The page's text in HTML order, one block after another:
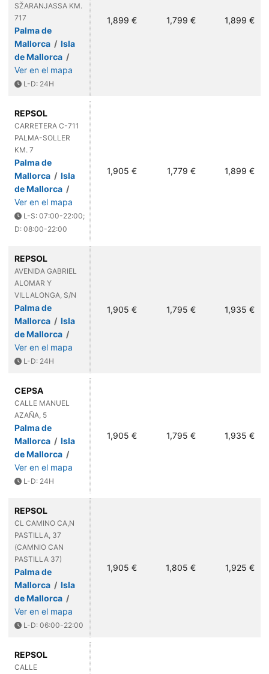
SŽARANJASSA KM.
717
Palma de
Mallorca / Isla
de Mallorca /
Ver en el mapa
L-D: 24H
1,899 € 1,799 € 1,899 €
REPSOL
CARRETERA C-711
PALMA-SOLLER
KM. 7
Palma de
Mallorca / Isla
de Mallorca /
Ver en el mapa
L-S: 07:00-22:00;
D: 08:00-22:00
1,905 € 1,779 € 1,899 €
REPSOL
AVENIDA GABRIEL
ALOMAR Y
VILLALONGA, S/N
Palma de
Mallorca / Isla
de Mallorca /
Ver en el mapa
L-D: 24H
1,905 € 1,795 € 1,935 €
CEPSA
CALLE MANUEL
AZAÑA, 5
Palma de
Mallorca / Isla
de Mallorca /
Ver en el mapa
L-D: 24H
1,905 € 1,795 € 1,935 €
REPSOL
CL CAMINO CA,N
PASTILLA, 37
(CAMNIO CAN
PASTILLA 37)
Palma de
Mallorca / Isla
de Mallorca /
Ver en el mapa
L-D: 06:00-22:00
1,905 € 1,805 € 1,925 €
REPSOL
CALLE